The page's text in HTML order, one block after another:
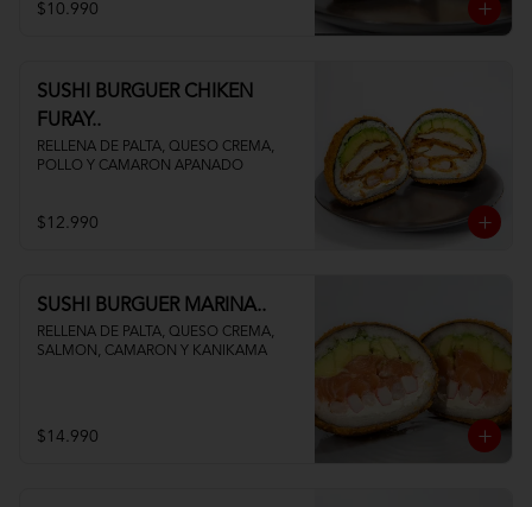
$10.990
SUSHI BURGUER CHIKEN
FURAY..
RELLENA DE PALTA, QUESO CREMA,
POLLO Y CAMARON APANADO
$12.990
SUSHI BURGUER MARINA..
RELLENA DE PALTA, QUESO CREMA,
SALMON, CAMARON Y KANIKAMA
$14.990